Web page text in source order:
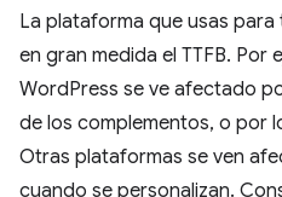
La plataforma que usas
en gran medida el TTFB. Por
WordPress se ve afectado
de los complementos, o por
Otras plataformas se ven
cuando se personalizan.